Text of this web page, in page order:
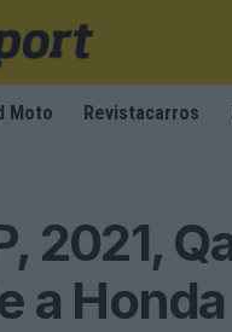
Moto Revistacarros
2021,
a Honda